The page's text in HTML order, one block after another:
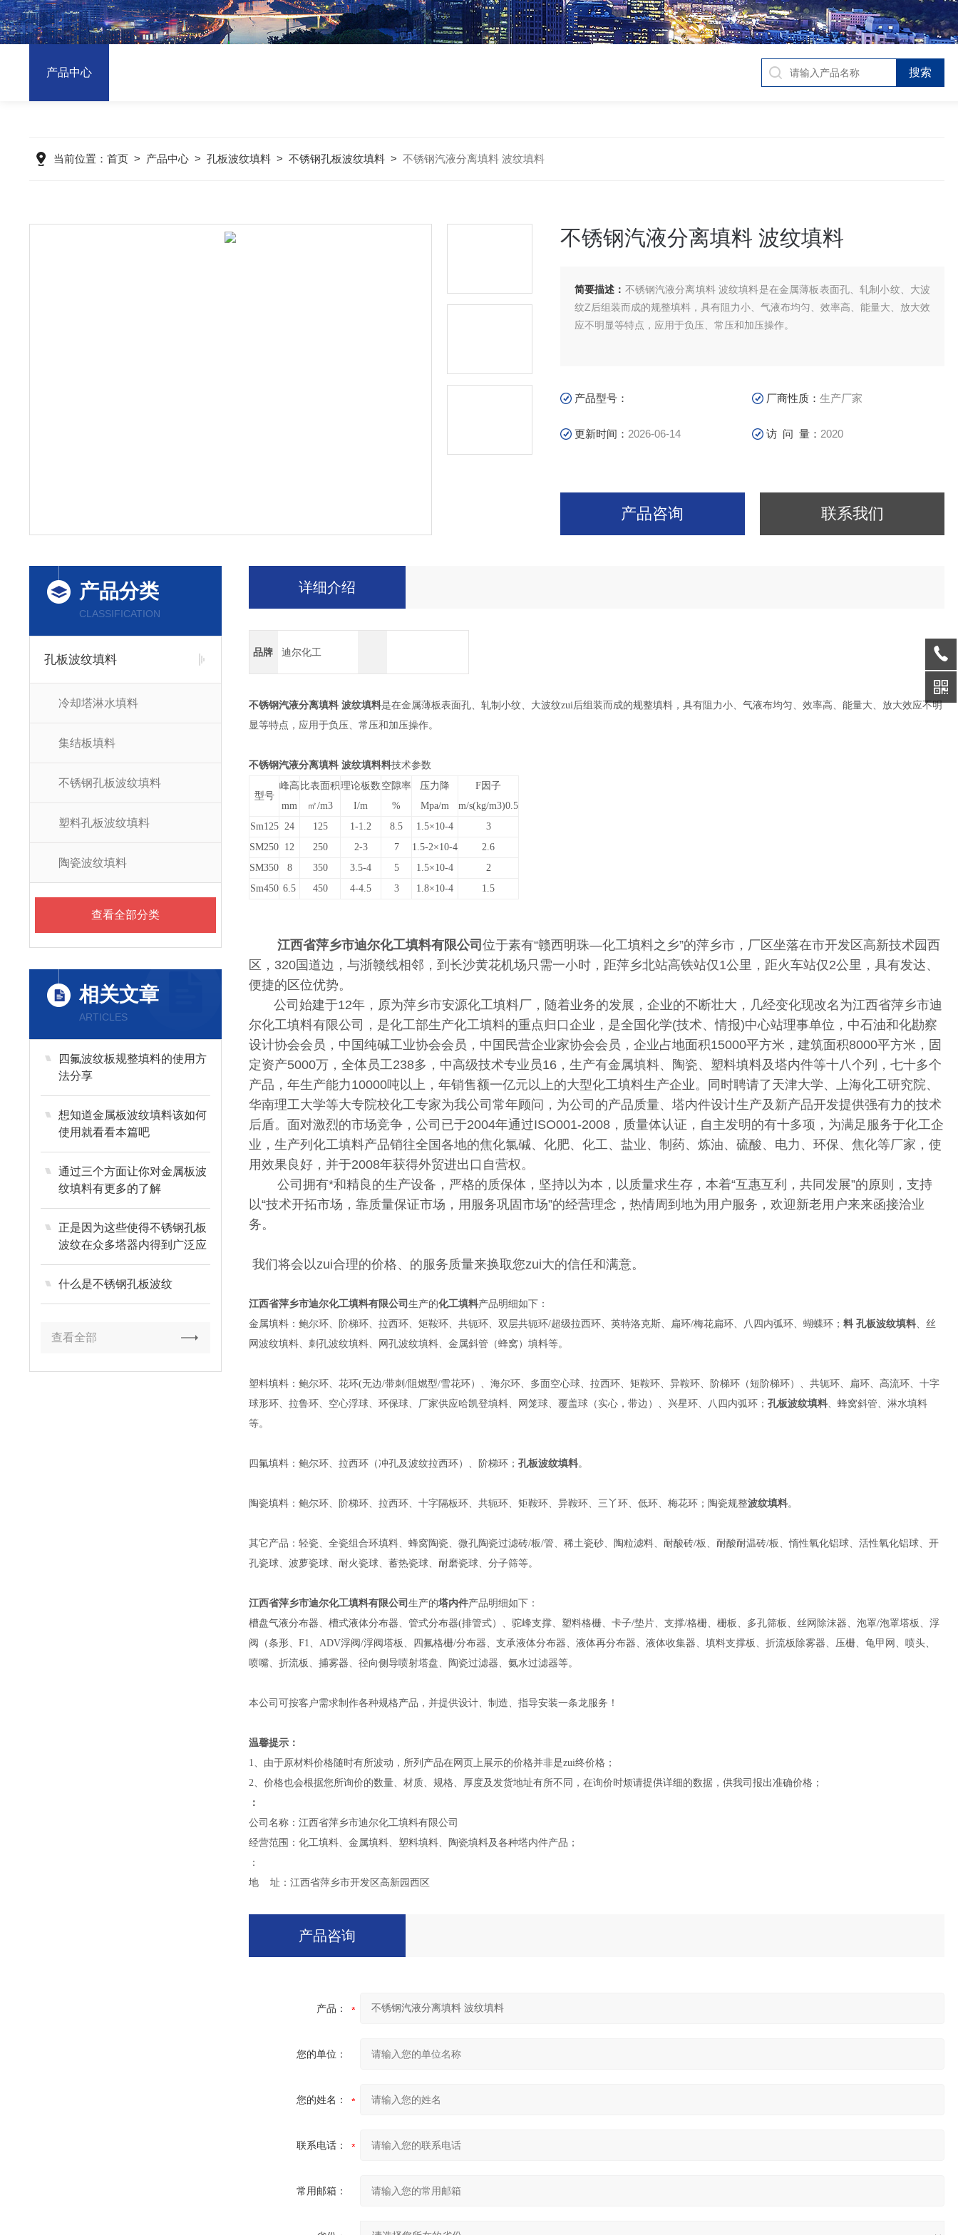
产品中心
当前位置： 首页> 产品中心> 孔板波纹填料> 不锈钢孔板波纹填料> 不锈钢汽液分离填料 波纹填料
不锈钢汽液分离填料 波纹填料
简要描述： 不锈钢汽液分离填料 波纹填料是在金属薄板表面孔、轧制小纹、大波
纹Z后组装而成的规整填料，具有阻力小、气液布均匀、效率高、能量大、放大效
应不明显等特点，应用于负压、常压和加压操作。
产品型号： 厂商性质：生产厂家
更新时间： 2026-06-14 访 问 量： 2020
产品咨询 联系我们
产品分类
CLASSIFICATION
孔板波纹填料
冷却塔淋水填料
集结板填料
不锈钢孔板波纹填料
塑料孔板波纹填料
陶瓷波纹填料
查看全部分类
相关文章
ARTICLES
四氟波纹板规整填料的使用方
法分享
想知道金属板波纹填料该如何
使用就看看本篇吧
通过三个方面让你对金属板波
纹填料有更多的了解
正是因为这些使得不锈钢孔板
波纹在众多塔器内得到广泛应
用
什么是不锈钢孔板波纹
查看全部
详细介绍
品牌 迪尔化工
不锈钢汽液分离填料 波纹填料是在金属薄板表面孔、轧制小纹、大波纹zui后组装而成的规整填料，具有阻力小、气液布均匀、效率高、能量大、放大效应不明
显等特点，应用于负压、常压和加压操作。
不锈钢汽液分离填料 波纹填料料技术参数
型号
峰高
mm
比表面积
㎡/m3
理论板数
I/m
空隙率
%
压力降
Mpa/m
F因子
m/s(kg/m3)0.5
Sm125 24 125 1-1.2 8.5 1.5×10-4
3
SM250 12 250 2-3 7 1.5-2×10-4
2.6
SM350
8 350 3.5-4 5 1.5×10-4
2
Sm450 6.5 450 4-4.5 3 1.8×10-4 1.5
江西省萍乡市迪尔化工填料有限公司位于素有“赣西明珠—化工填料之乡”的萍乡市，厂区坐落在市开发区高新技术园西
区，320国道边，与浙赣线相邻，到长沙黄花机场只需一小时，距萍乡北站高铁站仅1公里，距火车站仅2公里，具有发达、
便捷的区位优势。
公司始建于12年，原为萍乡市安源化工填料厂，随着业务的发展，企业的不断壮大，几经变化现改名为江西省萍乡市迪
尔化工填料有限公司，是化工部生产化工填料的重点归口企业，是全国化学(技术、情报)中心站理事单位，中石油和化勘察
设计协会会员，中国纯碱工业协会会员，中国民营企业家协会会员，企业占地面积15000平方米，建筑面积8000平方米，固
定资产5000万，全体员工238多，中高级技术专业员16，生产有金属填料、陶瓷、塑料填料及塔内件等十八个列，七十多个
产品，年生产能力10000吨以上，年销售额一亿元以上的大型化工填料生产企业。同时聘请了天津大学、上海化工研究院、
华南理工大学等大专院校化工专家为我公司常年顾问，为公司的产品质量、塔内件设计生产及新产品开发提供强有力的技术
后盾。面对激烈的市场竞争，公司已于2004年通过ISO001-2008，质量体认证，自主发明的有十多项，为满足服务于化工企
业，生产列化工填料产品销往全国各地的焦化氯碱、化肥、化工、盐业、制药、炼油、硫酸、电力、环保、焦化等厂家，使
用效果良好，并于2008年获得外贸进出口自营权。
公司拥有*和精良的生产设备，严格的质保体，坚持以为本，以质量求生存，本着“互惠互利，共同发展”的原则，支持
以“技术开拓市场，靠质量保证市场，用服务巩固市场”的经营理念，热情周到地为用户服务，欢迎新老用户来来函接洽业
务。
我们将会以zui合理的价格、的服务质量来换取您zui大的信任和满意。
江西省萍乡市迪尔化工填料有限公司生产的化工填料产品明细如下：
金属填料：鲍尔环、阶梯环、拉西环、矩鞍环、共轭环、双层共轭环/超级拉西环、英特洛克斯、扁环/梅花扁环、八四内弧环、蝴蝶环；料 孔板波纹填料、丝
网波纹填料、刺孔波纹填料、网孔波纹填料、金属斜管（蜂窝）填料等。
塑料填料：鲍尔环、花环(无边/带刺/阻燃型/雪花环）、海尔环、多面空心球、拉西环、矩鞍环、异鞍环、阶梯环（短阶梯环）、共轭环、扁环、高流环、十字
球形环、拉鲁环、空心浮球、环保球、厂家供应哈凯登填料、网笼球、覆盖球（实心，带边）、兴星环、八四内弧环；孔板波纹填料、蜂窝斜管、淋水填料
等。
四氟填料：鲍尔环、拉西环（冲孔及波纹拉西环）、阶梯环；孔板波纹填料。
陶瓷填料：鲍尔环、阶梯环、拉西环、十字隔板环、共轭环、矩鞍环、异鞍环、三丫环、低环、梅花环；陶瓷规整波纹填料。
其它产品：轻瓷、全瓷组合环填料、蜂窝陶瓷、微孔陶瓷过滤砖/板/管、稀土瓷砂、陶粒滤料、耐酸砖/板、耐酸耐温砖/板、惰性氧化铝球、活性氧化铝球、开
孔瓷球、波萝瓷球、耐火瓷球、蓄热瓷球、耐磨瓷球、分子筛等。
江西省萍乡市迪尔化工填料有限公司生产的塔内件产品明细如下：
槽盘气液分布器、槽式液体分布器、管式分布器(排管式）、驼峰支撑、塑料格栅、卡子/垫片、支撑/格栅、栅板、多孔筛板、丝网除沫器、泡罩/泡罩塔板、浮
阀（条形、F1、ADV浮阀/浮阀塔板、四氟格栅/分布器、支承液体分布器、液体再分布器、液体收集器、填料支撑板、折流板除雾器、压栅、龟甲网、喷头、
喷嘴、折流板、捕雾器、径向侧导喷射塔盘、陶瓷过滤器、氨水过滤器等。
本公司可按客户需求制作各种规格产品，并提供设计、制造、指导安装一条龙服务！
温馨提示：
1、由于原材料价格随时有所波动，所列产品在网页上展示的价格并非是zui终价格；
2、价格也会根据您所询价的数量、材质、规格、厚度及发货地址有所不同，在询价时烦请提供详细的数据，供我司报出准确价格；
：
公司名称：江西省萍乡市迪尔化工填料有限公司
经营范围：化工填料、金属填料、塑料填料、陶瓷填料及各种塔内件产品；
：
地 址：江西省萍乡市开发区高新园西区
产品咨询
产品：
您的单位：
您的姓名：
联系电话：
常用邮箱：